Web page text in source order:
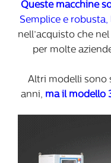
Queste macchine
Semplice e robusta,
nell’acquisto che
per molte
Altri modelli sono
anni, ma il modello